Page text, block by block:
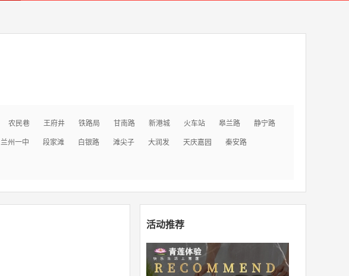
农民巷 王府井 铁路局 甘南路 新港城 火车站 皋兰路 静宁路
兰州一中 段家滩 白银路 滩尖子 大润发 天庆嘉园 秦安路
活动推荐